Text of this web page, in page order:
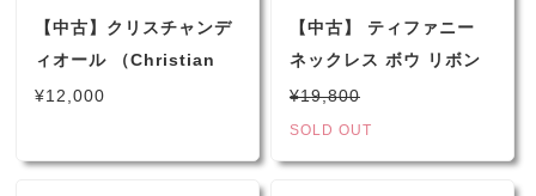
【中古】クリスチャンデ
ィオール （Christian
Dior） ディオール 折り
¥12,000
【中古】 ティファニー
ネックレス ボウ リボン
ミニ ペンダント 925 シ
ルバー レディース
¥19,800
SOLD OUT